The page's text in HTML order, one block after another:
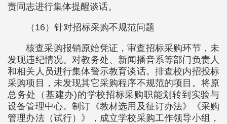
责同志进行集体提醒谈话。
（16）针对招标采购不规范问题
核查采购报销原始凭证，审查招标采购环节，未
发现违纪情况。对教务处、新闻播音系等部门负责人
和相关人员进行集体警示教育谈话。排查校内招投标
采购项目，未发现其它采购程序不规范的项目。将原
总务处（基建办)的学校招标采购职能划转到实验与
设备管理中心。制订《教材选用及征订办法》《采购
管理办法（试行）》，成立学校采购工作领导小组，